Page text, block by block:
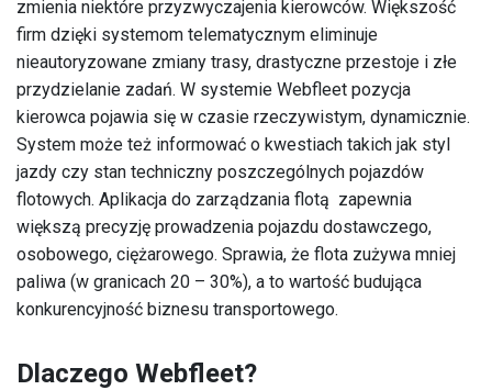
zmienia niektóre przyzwyczajenia kierowców. Większość
firm dzięki systemom telematycznym eliminuje
nieautoryzowane zmiany trasy, drastyczne przestoje i złe
przydzielanie zadań. W systemie Webfleet pozycja
kierowca pojawia się w czasie rzeczywistym, dynamicznie.
System może też informować o kwestiach takich jak styl
jazdy czy stan techniczny poszczególnych pojazdów
flotowych. Aplikacja do zarządzania flotą zapewnia
większą precyzję prowadzenia pojazdu dostawczego,
osobowego, ciężarowego. Sprawia, że flota zużywa mniej
paliwa (w granicach 20 – 30%), a to wartość budująca
konkurencyjność biznesu transportowego.
Dlaczego Webfleet?